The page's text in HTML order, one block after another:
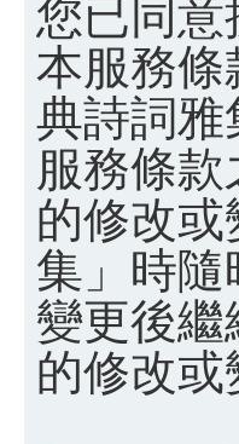
您已同
本服務條
典詩詞雅
服務條
的修改
集」時
變更後
的修改或